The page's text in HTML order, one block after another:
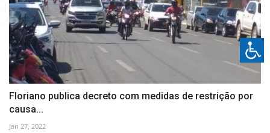
Floriano publica decreto com medidas de restrição por
causa...
Jan 27, 2022